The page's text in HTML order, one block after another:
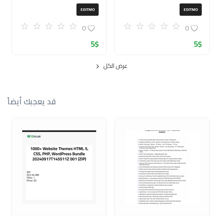
(ZIP)
EDITMO
0
5$
(ZIP)
EDITMO
0
5$
عرض الكل
قد يعجبك أيضاً